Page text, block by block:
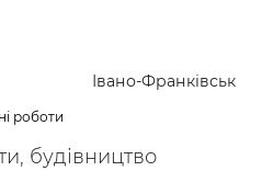
Івано-Франківськ
роботи
будівництво